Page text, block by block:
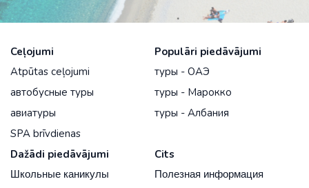
Ceļojumi
Atpūtas ceļojumi
автобусные туры
авиатуры
SPA brīvdienas
Populāri piedāvājumi
туры - ОАЭ
туры - Марокко
туры - Албания
Dažādi piedāvājumi
Школьные каникулы
Cits
Полезная информация